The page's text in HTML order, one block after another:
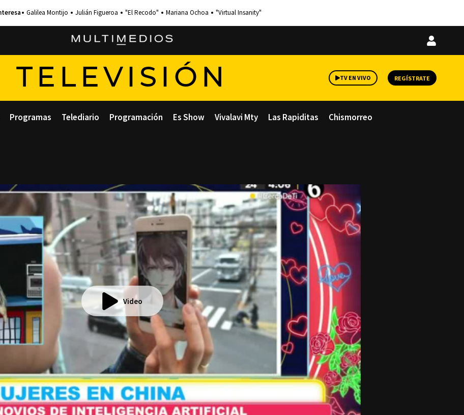
Galilea Montijo Julián Figueroa "El Recodo" Mariana Ochoa "Virtual Insanity"
Iniciar
TELEVISIÓN TV EN VIVO REGÍSTRATE
Programas Telediario Programación Es Show Vivalavi Mty Las Rapiditas Chismorreo
Video